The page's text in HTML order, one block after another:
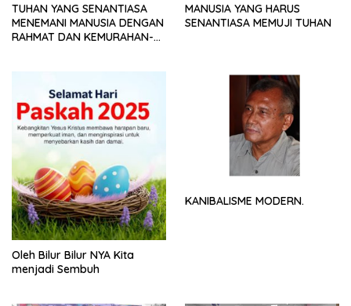
TUHAN YANG SENANTIASA
MENEMANI MANUSIA DENGAN
RAHMAT DAN KEMURAHAN-
MANUSIA YANG HARUS
SENANTIASA MEMUJI TUHAN
Oleh Bilur Bilur NYA Kita
menjadi Sembuh
KANIBALISME MODERN.